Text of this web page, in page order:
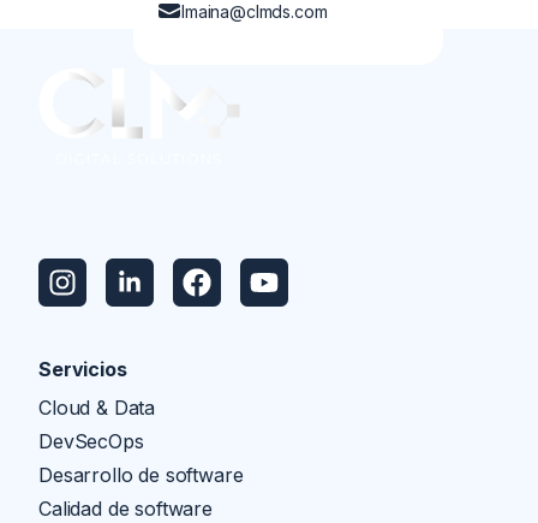
lmaina@clmds.com
+56
Servicios
Cloud & Data
DevSecOps
Desarrollo de software
Calidad de software